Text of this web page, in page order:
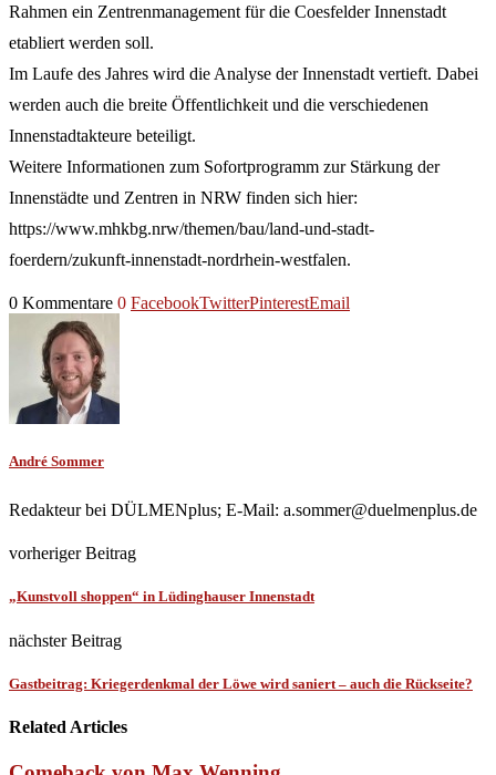
Rahmen ein Zentrenmanagement für die Coesfelder Innenstadt
etabliert werden soll.
Im Laufe des Jahres wird die Analyse der Innenstadt vertieft. Dabei
werden auch die breite Öffentlichkeit und die verschiedenen
Innenstadtakteure beteiligt.
Weitere Informationen zum Sofortprogramm zur Stärkung der
Innenstädte und Zentren in NRW finden sich hier:
https://www.mhkbg.nrw/themen/bau/land-und-stadt-
foerdern/zukunft-innenstadt-nordrhein-westfalen.
0 Kommentare 0 FacebookTwitterPinterestEmail
André Sommer
Redakteur bei DÜLMENplus; E-Mail: a.sommer@duelmenplus.de
vorheriger Beitrag
„Kunstvoll shoppen“ in Lüdinghauser Innenstadt
nächster Beitrag
Gastbeitrag: Kriegerdenkmal der Löwe wird saniert – auch die Rückseite?
Related Articles